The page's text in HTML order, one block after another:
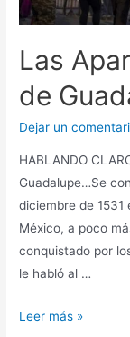
Las
de
Dejar un
HABLANDO
Guadalupe…Se
diciembre de
México, a poco
conquistado por
le habló al …
Leer más »